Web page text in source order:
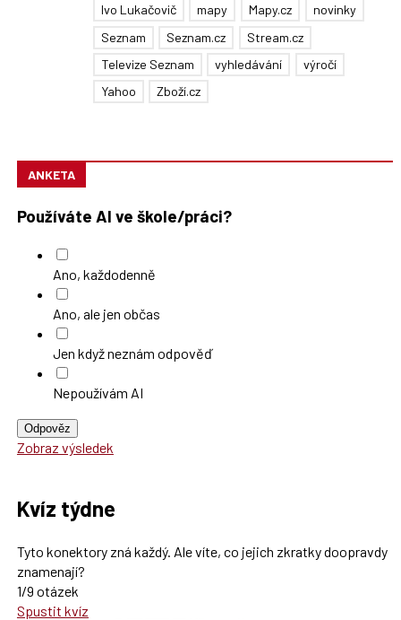
Ivo Lukačovič
mapy Mapy.cz
novinky
Seznam
Seznam.cz
Stream.cz
Televize Seznam
vyhledávání
výročí
Yahoo
Zboží.cz
ANKETA
Používáte AI ve škole/práci?
Ano, každodenně
Ano, ale jen občas
Jen když neznám odpověď
Nepoužívám AI
Odpověz
Zobraz výsledek
Kvíz týdne
Tyto konektory zná každý. Ale víte, co jejich zkratky doopravdy
znamenají?
1/9 otázek
Spustit kvíz